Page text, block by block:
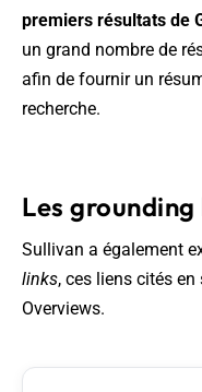
premiers résultats de
un grand nombre de
afin de fournir un
recherche.
Les grounding
Sullivan a également
links, ces liens cités
Overviews.